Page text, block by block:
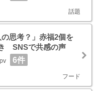
話題
思考？」赤福2個を
SNSで共感の声
6件
フード